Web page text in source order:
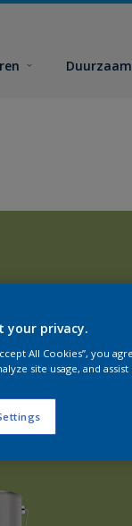
your privacy.
All Cookies”, you
site usage, and